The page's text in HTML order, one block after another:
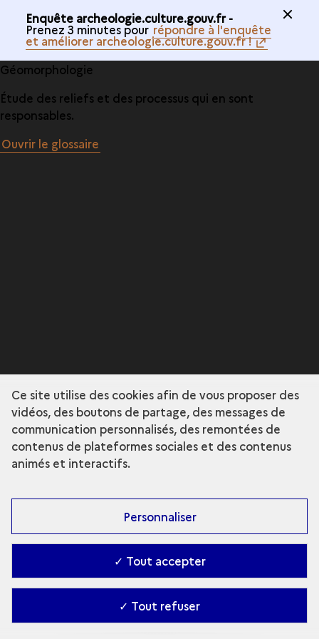
Enquête archeologie.culture.gouv.fr -
Prenez 3 minutes pour répondre à l'enquête
et améliorer archeologie.culture.gouv.fr !
Géomorphologie
Étude des reliefs et des processus qui en sont
responsables.
Ouvrir le glossaire
Ce site utilise des cookies afin de vous proposer des
vidéos, des boutons de partage, des messages de
communication personnalisés, des remontées de
contenus de plateformes sociales et des contenus
animés et interactifs.
Personnaliser
✓ Tout accepter
✓ Tout refuser